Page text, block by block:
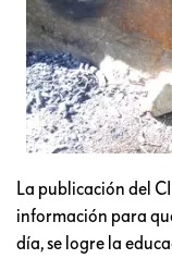
La publicación del
información para
día, se logre la